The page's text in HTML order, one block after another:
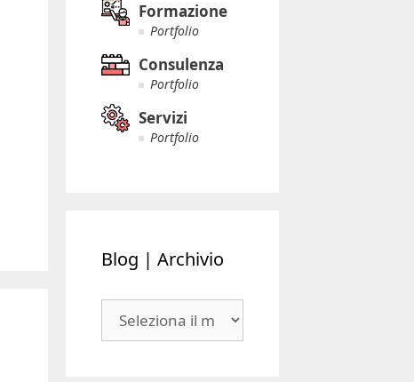
Formazione
Portfolio
Consulenza
Portfolio
Servizi
Portfolio
Blog | Archivio